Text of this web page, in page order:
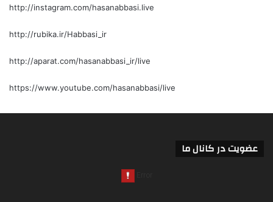
http://instagram.com/hasanabbasi.live
http://rubika.ir/Habbasi_ir
http://aparat.com/hasanabbasi_ir/live
https://www.youtube.com/hasanabbasi/live
عضویت در کانال ما